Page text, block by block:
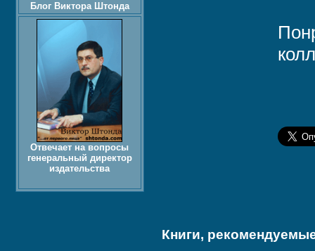
Книги,
Блог Виктора Штонда
Отвечает на вопросы
генеральный директор
издательства